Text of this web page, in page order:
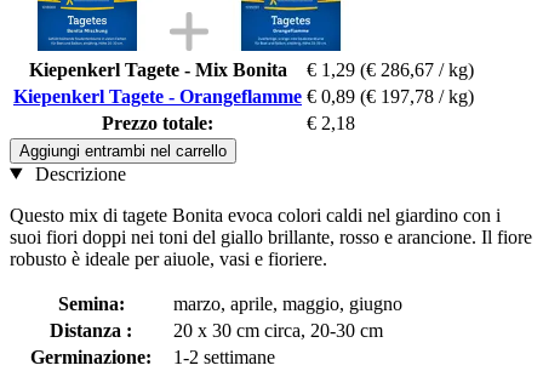
Kiepenkerl Tagete - Mix Bonita € 1,29 (€ 286,67 / kg)
Kiepenkerl Tagete - Orangeflamme € 0,89 (€ 197,78 / kg)
Prezzo totale:
€ 2,18
Aggiungi entrambi nel carrello
Descrizione
Questo mix di tagete Bonita evoca colori caldi nel giardino con i
suoi fiori doppi nei toni del giallo brillante, rosso e arancione. Il fiore
robusto è ideale per aiuole, vasi e fioriere.
Semina:
marzo, aprile, maggio, giugno
Distanza :
20 x 30 cm circa, 20-30 cm
Germinazione:
1-2 settimane